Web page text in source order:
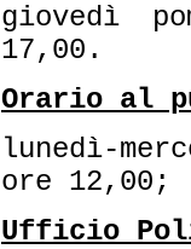
giovedì
17,00.
Orario al
lunedì-
ore 12,00;
Ufficio